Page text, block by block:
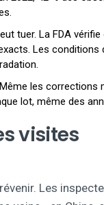
tuer. La FDA
Les
les corrections
lot, même des
visites
Les